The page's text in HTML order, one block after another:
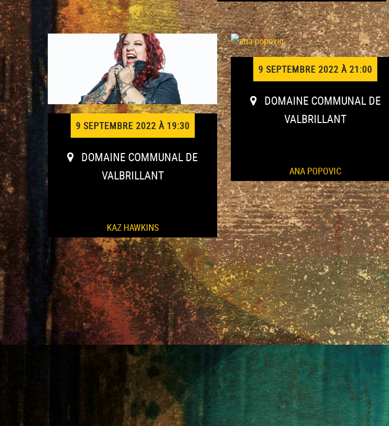
9 SEPTEMBRE 2022 À 19:30
DOMAINE COMMUNAL DE
VALBRILLANT
KAZ HAWKINS
9 SEPTEMBRE 2022 À 21:00
DOMAINE COMMUNAL DE
VALBRILLANT
ANA POPOVIC